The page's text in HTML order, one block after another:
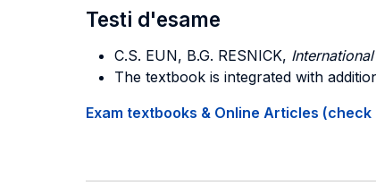
Testi d'esame
C.S. EUN, B.G. RESNICK,
The textbook is integrated with
Exam textbooks & Online Articles